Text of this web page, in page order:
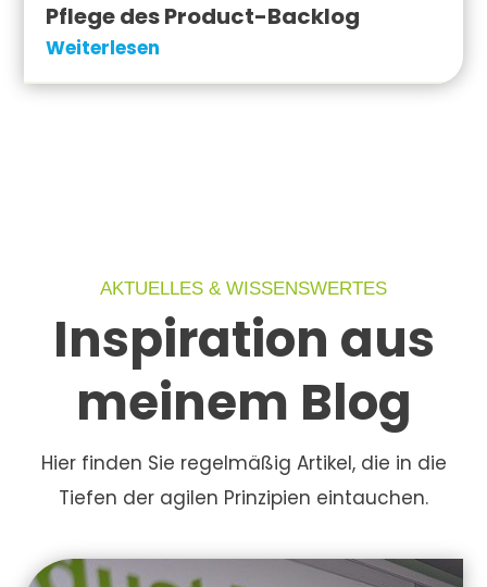
Pflege des Product-Backlog
Weiterlesen
AKTUELLES & WISSENSWERTES
Inspiration aus
meinem Blog
Hier finden Sie regelmäßig Artikel, die in die
Tiefen der agilen Prinzipien eintauchen.